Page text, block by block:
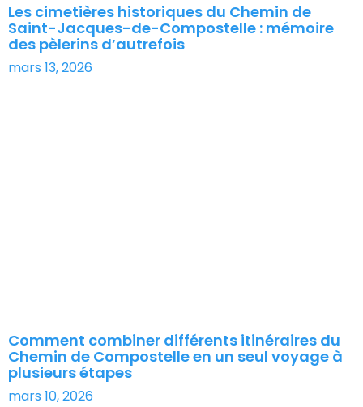
Les cimetières historiques du Chemin de
Saint-Jacques-de-Compostelle : mémoire
des pèlerins d’autrefois
mars 13, 2026
Comment combiner différents itinéraires du
Chemin de Compostelle en un seul voyage à
plusieurs étapes
mars 10, 2026